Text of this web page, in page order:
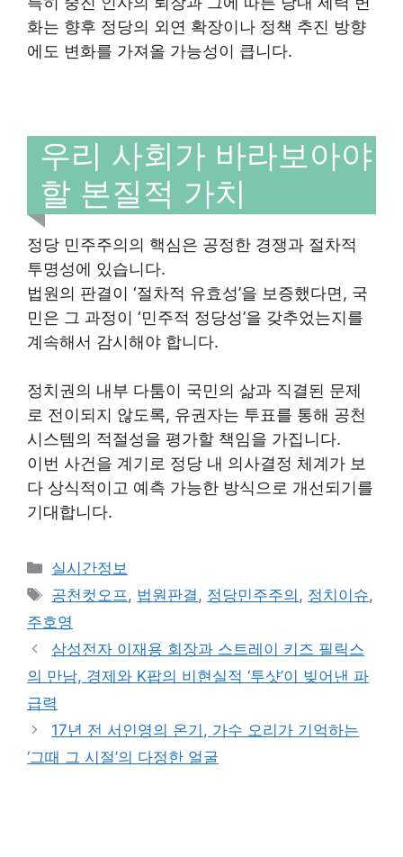
화는 향후 정당의 외연 확장이나 정책 추진 방향
에도 변화를 가져올 가능성이 큽니다.
우리 사회가 바라보아야
할 본질적 가치
정당 민주주의의 핵심은 공정한 경쟁과 절차적
투명성에 있습니다.
법원의 판결이 ‘절차적 유효성’을 보증했다면, 국
민은 그 과정이 ‘민주적 정당성’을 갖추었는지를
계속해서 감시해야 합니다.
정치권의 내부 다툼이 국민의 삶과 직결된 문제
로 전이되지 않도록, 유권자는 투표를 통해 공천
시스템의 적절성을 평가할 책임을 가집니다.
이번 사건을 계기로 정당 내 의사결정 체계가 보
다 상식적이고 예측 가능한 방식으로 개선되기를
기대합니다.
Categories
실시간정보
Tags
공천컷오프, 법원판결 , 정당민주주의 , 정치이슈,
주호영
삼성전자 이재용 회장과 스트레이 키즈 필릭스
의 만남, 경제와 K팝의 비현실적 ‘투샷’이 빚어낸 파
급력
17년 전 서인영의 온기, 가수 오리가 기억하는
‘그때 그 시절’의 다정한 얼굴